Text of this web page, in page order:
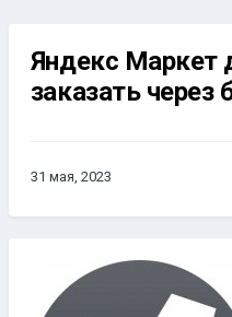
Яндекс Маркет
заказать через
31 мая, 2023